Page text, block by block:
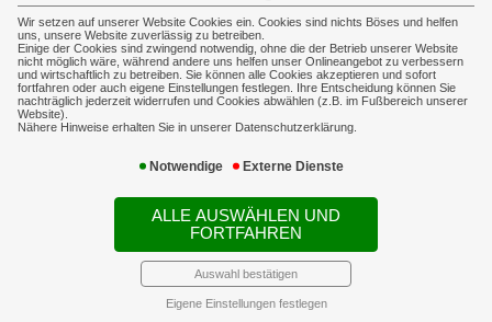
Wir setzen auf unserer Website Cookies ein. Cookies sind nichts Böses und helfen
uns, unsere Website zuverlässig zu betreiben.
Einige der Cookies sind zwingend notwendig, ohne die der Betrieb unserer Website
nicht möglich wäre, während andere uns helfen unser Onlineangebot zu verbessern
und wirtschaftlich zu betreiben. Sie können alle Cookies akzeptieren und sofort
fortfahren oder auch eigene Einstellungen festlegen. Ihre Entscheidung können Sie
nachträglich jederzeit widerrufen und Cookies abwählen (z.B. im Fußbereich unserer
Website).
Nähere Hinweise erhalten Sie in unserer Datenschutzerklärung.
Notwendige Externe Dienste
ALLE AUSWÄHLEN UND
FORTFAHREN
Auswahl bestätigen
Eigene Einstellungen festlegen
Newsticker: